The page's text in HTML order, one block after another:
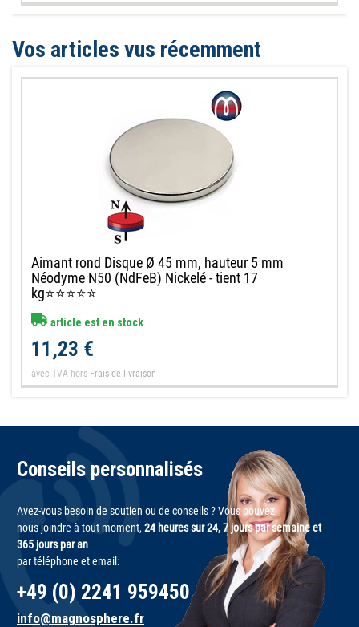
Vos articles vus récemment
Aimant rond Disque Ø 45 mm, hauteur 5 mm
Néodyme N50 (NdFeB) Nickelé - tient 17
kg⭐⭐⭐⭐⭐
article est en stock
11,23 €
avec TVA hors Frais de livraison
Conseils personnalisés
Avez-vous besoin de soutien ou de conseils ? Vous pouvez
nous joindre à tout moment, 24 heures sur 24, 7 jours par semaine et
365 jours par an
par téléphone et email:
+49 (0) 2241 959450
info@magnosphere.fr